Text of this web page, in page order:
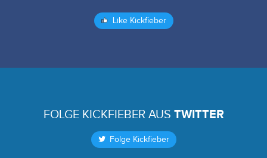
Like Kickfieber
FOLGE KICKFIEBER AUS TWITTER
Folge Kickfieber